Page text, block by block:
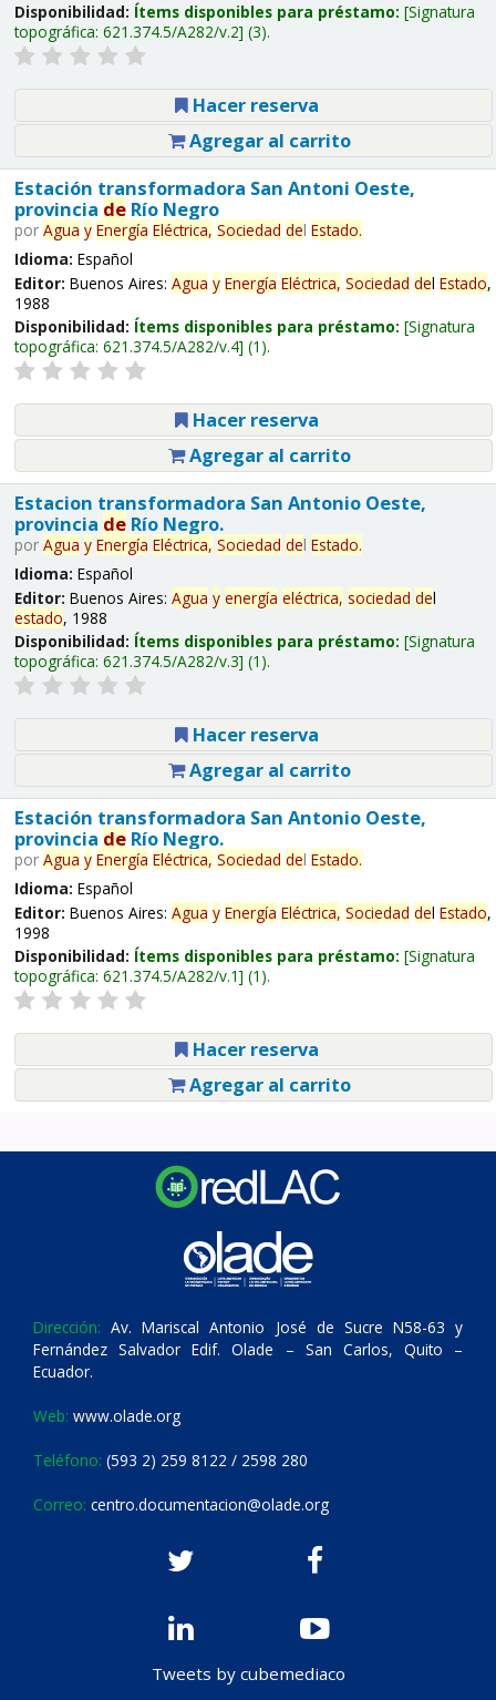
Disponibilidad: Ítems disponibles para préstamo: Signatura
topográfica: 621.374.5/A282/v.2 (3).
Hacer reserva
Agregar al carrito
Estación transformadora San Antoni Oeste,
provincia deRío Negro
por Agua y Energía Eléctrica, Sociedad del Estado.
Idioma: Español
Editor: Buenos Aires: Agua y Energía Eléctrica, Sociedad del Estado,
1988
Disponibilidad: Ítems disponibles para préstamo: Signatura
topográfica: 621.374.5/A282/v.4 (1).
Hacer reserva
Agregar al carrito
Estacion transformadora San Antonio Oeste,
provincia deRío Negro.
por Agua y Energía Eléctrica, Sociedad del Estado.
Idioma: Español
Editor: Buenos Aires: Agua y energía eléctrica, sociedad del
estado, 1988
Disponibilidad: Ítems disponibles para préstamo: Signatura
topográfica: 621.374.5/A282/v.3 (1).
Hacer reserva
Agregar al carrito
Estación transformadora San Antonio Oeste,
provincia deRío Negro.
por Agua y Energía Eléctrica, Sociedad del Estado.
Idioma: Español
Editor: Buenos Aires: Agua y Energía Eléctrica, Sociedad del Estado,
1998
Disponibilidad: Ítems disponibles para préstamo: Signatura
topográfica: 621.374.5/A282/v.1 (1).
Hacer reserva
Agregar al carrito
Dirección: Av. Mariscal Antonio José de Sucre N58-63 y
Fernández Salvador Edif. Olade – San Carlos, Quito –
Ecuador.
Web: www.olade.org
Teléfono: (593 2) 259 8122 / 2598 280
Correo: centro.documentacion@olade.org
Tweets by cubemediaco